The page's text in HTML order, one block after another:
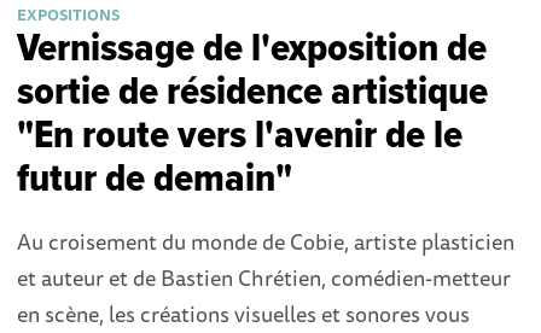
EXPOSITIONS
Vernissage de l'exposition de
sortie de résidence artistique
"En route vers l'avenir de le
futur de demain"
Au croisement du monde de Cobie, artiste plasticien
et auteur et de Bastien Chrétien, comédien-metteur
en scène, les créations visuelles et sonores vous